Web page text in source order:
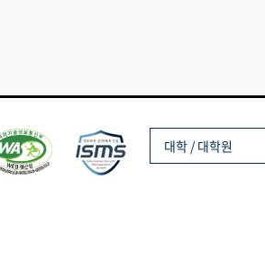
대학 / 대학원